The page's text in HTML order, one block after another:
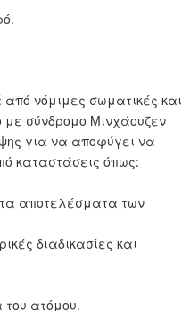
νόμιμες σωματικές και
σύνδρομο Μινχάουζεν
για να αποφύγει να
καταστάσεις όπως:
αποτελέσματα των
διαδικασίες και
ατόμου.